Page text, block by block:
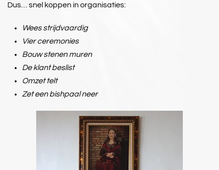
Dus… snel koppen in organisaties:
Wees strijdvaardig
Vier ceremonies
Bouw stenen muren
De klant beslist
Omzet telt
Zet een bishpaal neer